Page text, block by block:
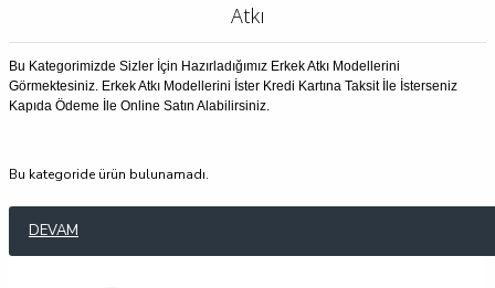
Atkı
Bu Kategorimizde Sizler İçin Hazırladığımız Erkek Atkı Modellerini
Görmektesiniz. Erkek Atkı Modellerini İster Kredi Kartına Taksit İle İsterseniz
Kapıda Ödeme İle Online Satın Alabilirsiniz.
Bu kategoride ürün bulunamadı.
DEVAM